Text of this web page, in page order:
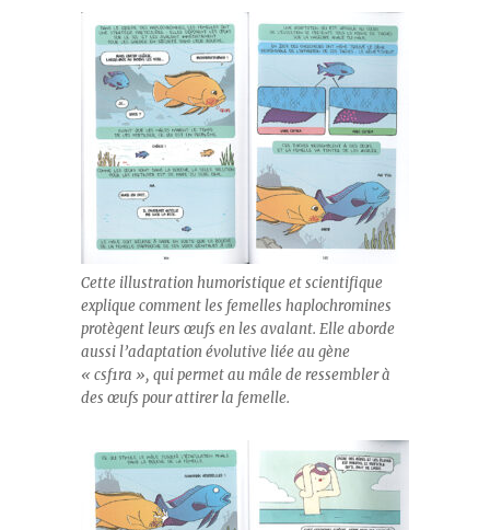
Cette illustration humoristique et scientifique
explique comment les femelles haplochromines
protègent leurs œufs en les avalant. Elle aborde
aussi l’adaptation évolutive liée au gène
« csf1ra », qui permet au mâle de ressembler à
des œufs pour attirer la femelle.